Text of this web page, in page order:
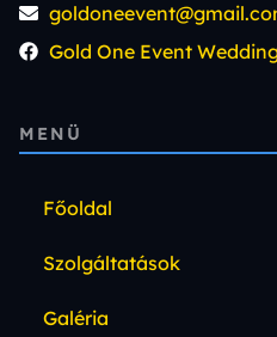
Gold One Event
MENÜ
Főoldal
Szolgáltatások
Galéria